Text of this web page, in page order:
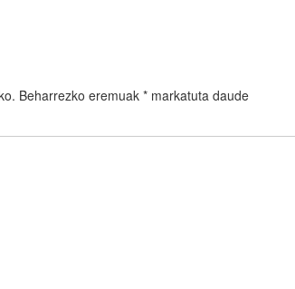
Beharrezko eremuak * markatuta daude